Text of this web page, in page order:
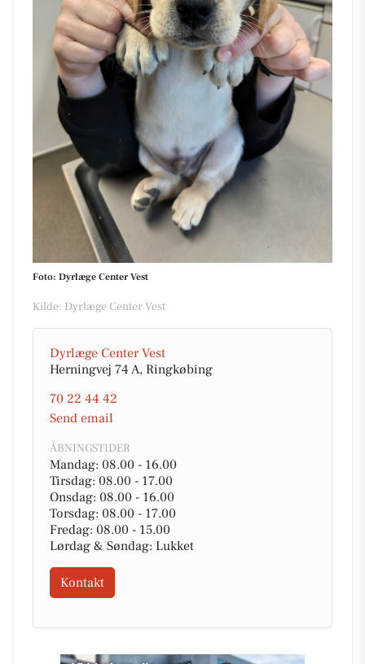
Foto: Dyrlæge Center Vest
Kilde: Dyrlæge Center Vest
Dyrlæge Center Vest
Herningvej 74 A, Ringkøbing
70 22 44 42
Send email
ÅBNINGSTIDER
Mandag: 08.00 - 16.00
Tirsdag: 08.00 - 17.00
Onsdag: 08.00 - 16.00
Torsdag: 08.00 - 17.00
Fredag: 08.00 - 15.00
Lørdag & Søndag: Lukket
Kontakt